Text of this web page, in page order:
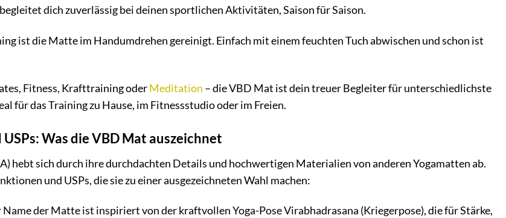
dich zuverlässig bei deinen sportlichen Aktivitäten, Saison für Saison.
ist die Matte im Handumdrehen gereinigt. Einfach mit einem feuchten Tuch abwischen und schon ist
Fitness, Krafttraining oderMeditation – die VBD Mat ist dein treuer Begleiter für unterschiedlichste
für das Training zu Hause, im Fitnessstudio oder im Freien.
Was die VBD Mat auszeichnet
hebt sich durch ihre durchdachten Details und hochwertigen Materialien von anderen Yogamatten ab.
und USPs, die sie zu einer ausgezeichneten Wahl machen:
Name der Matte ist inspiriert von der kraftvollen Yoga-Pose Virabhadrasana (Kriegerpose), die für Stärke,